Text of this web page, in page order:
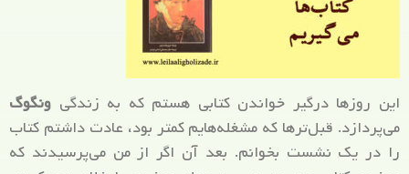
این روزها درگیر خواندن کتابی هستم که به زندگی ونگوگ
می‌پردازد. قبل‌ترها که مشغله‌هایم کمتر بود، عادت داشتم کتاب
را در یک نشست بخوانم. بعد آن اگر از من می‌پرسیدند که